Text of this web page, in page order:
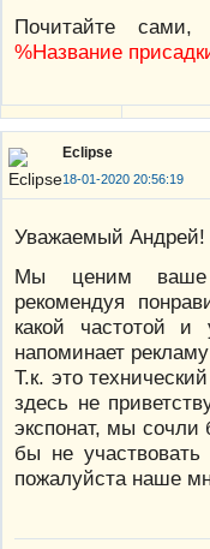
Почитайте сами,
%Название
Eclipse
18-01-2020 20:56:19
Уважаемый Андрей!
Мы ценим ваше
рекомендуя
какой частотой
напоминает
Т.к. это
здесь не
экспонат, мы сочли
бы не
пожалуйста наше